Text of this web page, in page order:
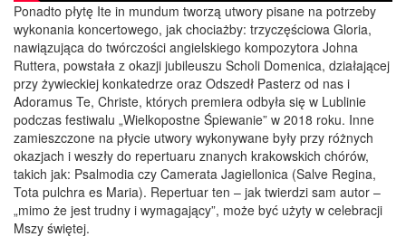
Ponadto płytę Ite in mundum tworzą utwory pisane na potrzeby
wykonania koncertowego, jak chociażby: trzyczęściowa Gloria,
nawiązująca do twórczości angielskiego kompozytora Johna
Ruttera, powstała z okazji jubileuszu Scholi Domenica, działającej
przy żywieckiej konkatedrze oraz Odszedł Pasterz od nas i
Adoramus Te, Christe, których premiera odbyła się w Lublinie
podczas festiwalu „Wielkopostne Śpiewanie” w 2018 roku. Inne
zamieszczone na płycie utwory wykonywane były przy różnych
okazjach i weszły do repertuaru znanych krakowskich chórów,
takich jak: Psalmodia czy Camerata Jagiellonica (Salve Regina,
Tota pulchra es Maria). Repertuar ten – jak twierdzi sam autor –
„mimo że jest trudny i wymagający”, może być użyty w celebracji
Mszy świętej.